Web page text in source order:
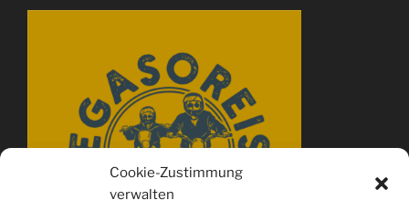
Cookie-Zustimmung
verwalten